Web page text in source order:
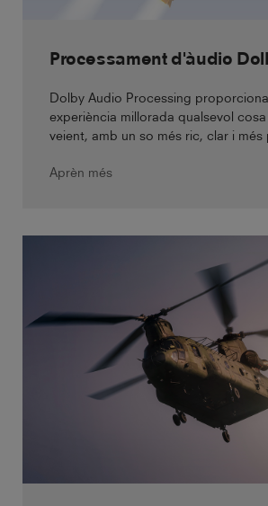
Processament d'àudio
Dolby Audio Processing
experiència millorada qualsevol
veient, amb un so més ric, clar i més
Aprèn més